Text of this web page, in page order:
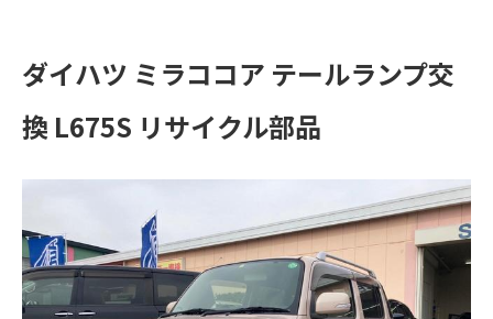
ダイハツ ミラココア テールランプ交
換 L675S リサイクル部品